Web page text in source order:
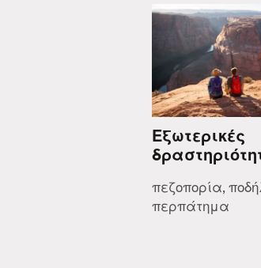
Εξωτερικές
πεζοπορία,
περπάτημα